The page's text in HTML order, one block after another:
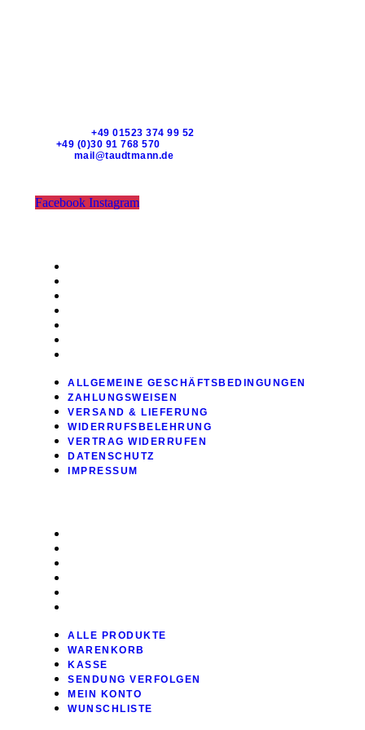
+49 01523 374 99 52
+49 (0)30 91 768 570
mail@taudtmann.de
Facebook Instagram
ALLGEMEINE GESCHÄFTSBEDINGUNGEN
ZAHLUNGSWEISEN
VERSAND & LIEFERUNG
WIDERRUFSBELEHRUNG
VERTRAG WIDERRUFEN
DATENSCHUTZ
IMPRESSUM
ALLE PRODUKTE
WARENKORB
KASSE
SENDUNG VERFOLGEN
MEIN KONTO
WUNSCHLISTE